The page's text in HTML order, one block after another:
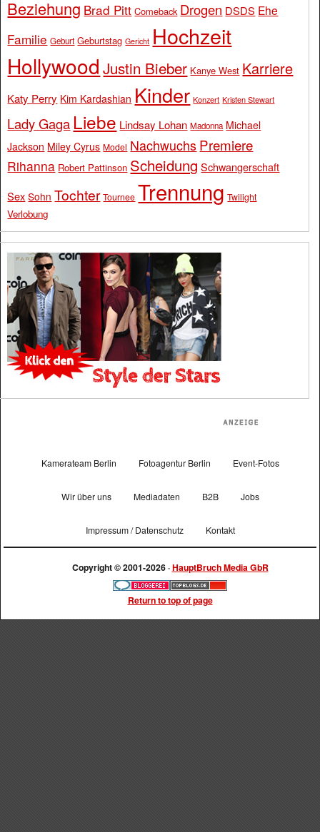
Beziehung Brad Pitt Comeback Drogen DSDS Ehe
Familie Geburt Geburtstag Gericht Hochzeit
Hollywood Justin Bieber Kanye West Karriere
Katy Perry Kim Kardashian Kinder Konzert Kristen Stewart
Lady Gaga Liebe Lindsay Lohan Madonna Michael
Jackson Miley Cyrus Model Nachwuchs Premiere
Rihanna Robert Pattinson Scheidung Schwangerschaft
Sex Sohn Tochter Tournee Trennung Twilight
Verlobung
Kamerateam Berlin Fotoagentur Berlin Event-Fotos
Wir über uns Mediadaten B2B Jobs
Impressum / Datenschutz Kontakt
Copyright © 2001-2026 ·HauptBruch Media GbR
Return to top of page